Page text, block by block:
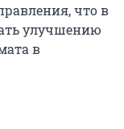
что в
улучшению
в